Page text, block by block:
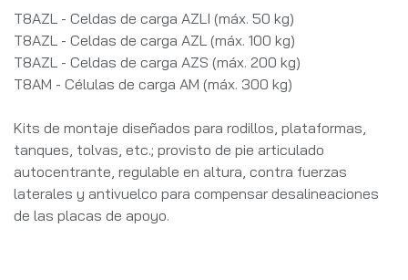
T8AZL - Celdas de carga AZLI (máx. 50 kg)
T8AZL - Celdas de carga AZL (máx. 100 kg)
T8AZL - Celdas de carga AZS (máx. 200 kg)
T8AM - Células de carga AM (máx. 300 kg)
Kits de montaje diseñados para rodillos, plataformas,
tanques, tolvas, etc.; provisto de pie articulado
autocentrante, regulable en altura, contra fuerzas
laterales y antivuelco para compensar desalineaciones
de las placas de apoyo.